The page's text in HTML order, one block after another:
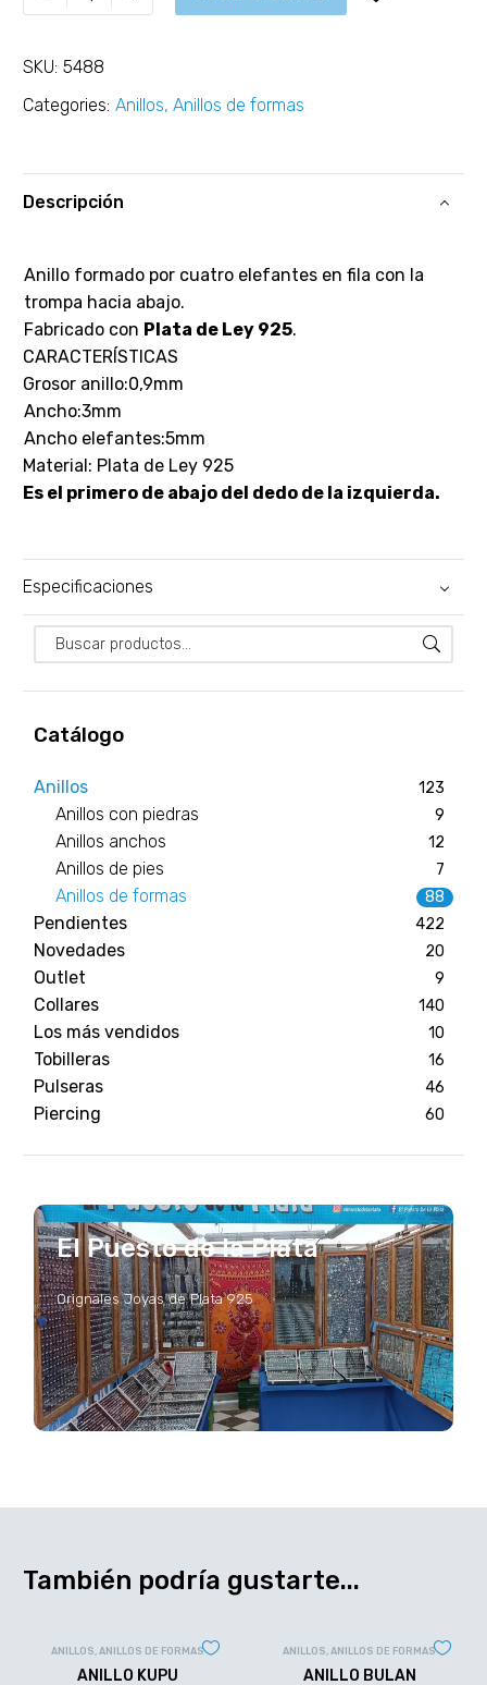
Catálogo
Anillos 123
Anillos con piedras 9
Anillos anchos 12
Anillos de pies 7
Anillos de formas 88
Pendientes 422
Novedades 20
Outlet 9
Collares 140
Los más vendidos 10
Tobilleras 16
Pulseras 46
Piercing 60
El Puesto de la Plata
Orignales Joyas de Plata 925
SKU: 5488
Categories: Anillos, Anillos de formas
Descripción
Anillo formado por cuatro elefantes en fila con la
trompa hacia abajo.
Fabricado con Plata de Ley 925.
CARACTERÍSTICAS
Grosor anillo:0,9mm
Ancho:3mm
Ancho elefantes:5mm
Material: Plata de Ley 925
Es el primero de abajo del dedo de la izquierda.
Especificaciones
También podría gustarte...
ANILLOS ANILLOS DE FORMAS
ANILLO KUPU
ANILLOS ,ANILLOS DE FORMAS
ANILLO BULAN